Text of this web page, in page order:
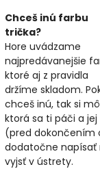
Chceš inú farbu
trička?
Hore uvádzame
najpredávanejšie
ktoré aj z pravidla
držíme skladom.
chceš inú, tak si
ktorá sa ti páči a
(pred dokončením
dodatočne napísať
vyjsť v ústrety.